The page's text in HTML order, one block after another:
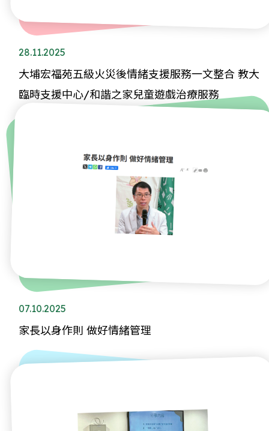
28.11.2025
大埔宏福苑五級火災後情緒支援服務一文整合 教大
臨時支援中心/和諧之家兒童遊戲治療服務
07.10.2025
家長以身作則 做好情緒管理